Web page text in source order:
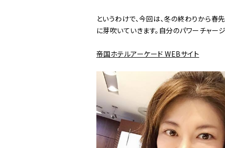
というわけで、今回は、冬の終わりから春
に芽吹いていきます。自分のパワーチャージ
帝国ホテルアーケード WEBサイト